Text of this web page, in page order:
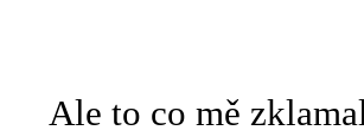
Ale to co mě